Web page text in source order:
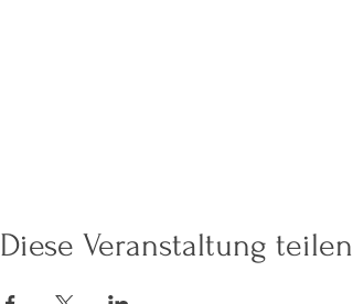
Diese Veranstaltung teilen